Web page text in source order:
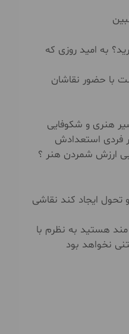
به امید روزی که
با حضور نقاشان
هنری و شکوفایی
فردی استعدادش
ارزش شمردن هنر ؟
ایجاد کند نقاشی
هستید به نظرم با
نخواهد بود